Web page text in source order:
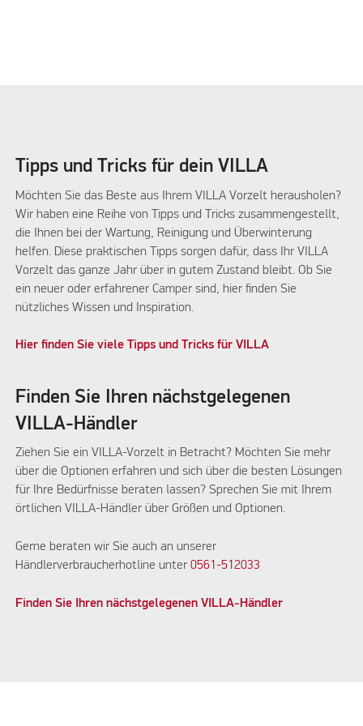
Tipps und Tricks für dein VILLA
Möchten Sie das Beste aus Ihrem VILLA Vorzelt herausholen?
Wir haben eine Reihe von Tipps und Tricks zusammengestellt,
die Ihnen bei der Wartung, Reinigung und Überwinterung
helfen. Diese praktischen Tipps sorgen dafür, dass Ihr VILLA
Vorzelt das ganze Jahr über in gutem Zustand bleibt. Ob Sie
ein neuer oder erfahrener Camper sind, hier finden Sie
nützliches Wissen und Inspiration.
Hier finden Sie viele Tipps und Tricks für VILLA
Finden Sie Ihren nächstgelegenen
VILLA-Händler
Ziehen Sie ein VILLA-Vorzelt in Betracht? Möchten Sie mehr
über die Optionen erfahren und sich über die besten Lösungen
für Ihre Bedürfnisse beraten lassen? Sprechen Sie mit Ihrem
örtlichen VILLA-Händler über Größen und Optionen.
Gerne beraten wir Sie auch an unserer
Händlerverbraucherhotline unter0561-512033
Finden Sie Ihren nächstgelegenen VILLA-Händler